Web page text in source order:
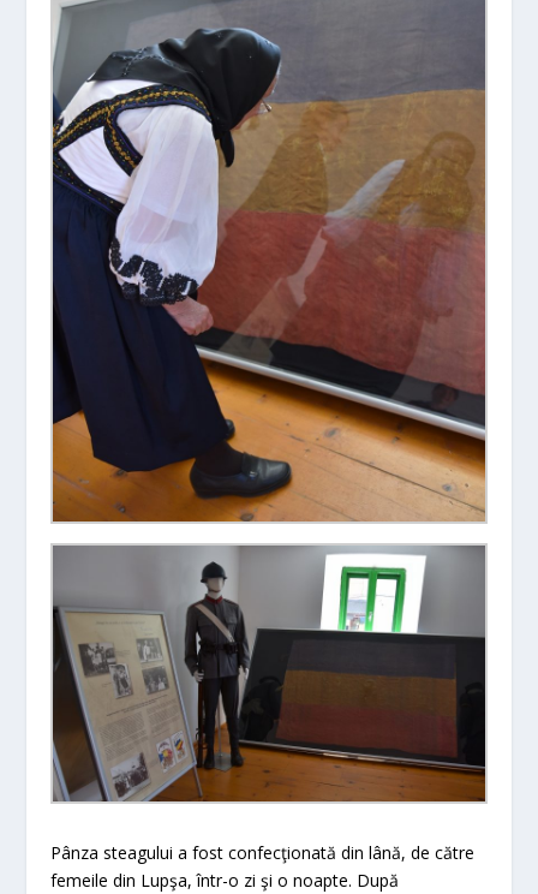
Pânza steagului a fost confecţionată din lână, de către
femeile din Lupşa, într-o zi şi o noapte. După